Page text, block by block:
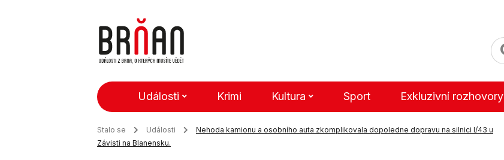
Události Krimi Kultura Sport Exkluzivní rozhovory
Stalo se Události
Nehoda kamionu a osobního auta zkomplikovala dopoledne dopravu na silnici I/43 u
Závisti na Blanensku.